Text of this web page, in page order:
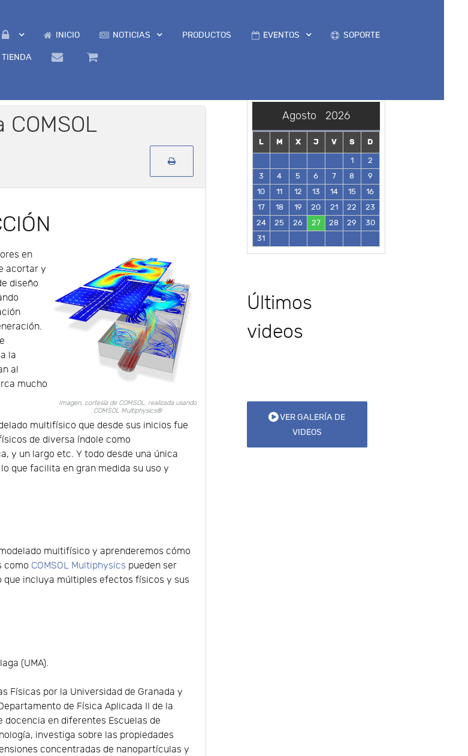
INICIO NOTICIAS PRODUCTOS EVENTOS SOPORTE
TIENDA
Imagen, cortesía de COMSOL, realizada usando
COMSOL Multiphysics®
en
acortar y
diseño
la
al
mucho
multifísico que desde sus inicios fue
de diversa índole como
y un largo etc. Y todo desde una única
que facilita en gran medida su uso y
multifísico y aprenderemos cómo
como COMSOL Multiphysics pueden ser
incluya múltiples efectos físicos y sus
(UMA).
Físicas por la Universidad de Granada y
de Física Aplicada II de la
docencia en diferentes Escuelas de
investiga sobre las propiedades
concentradas de nanopartículas y
Agosto 2026
L M X J V S
D
1
2
3
4 5 6 7 8
9
10
11 12 13 14 15
16
17
18 19 20 21 22
23
24
25 26 27 28 29
30
31
Últimos
videos
VER GALERÍA DE
VIDEOS